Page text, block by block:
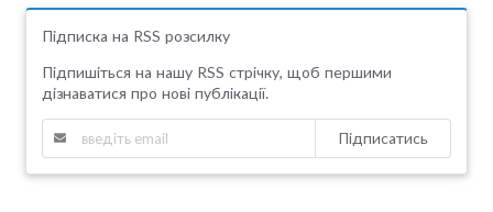
Підписка на RSS розсилку
Підпишіться на нашу RSS стрічку, щоб першими
дізнаватися про нові публікації.
Підписатись